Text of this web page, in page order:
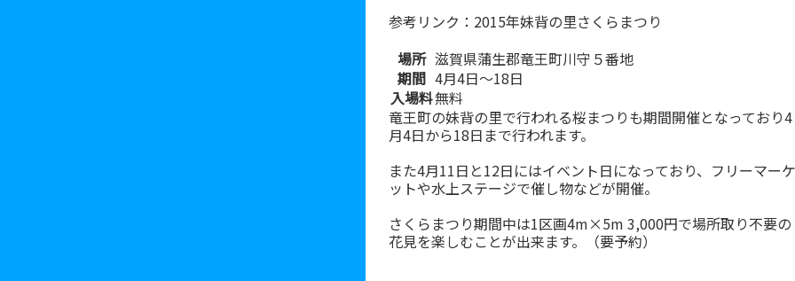
参考リンク： 2015年妹背の里さくらまつり
場所 滋賀県蒲生郡竜王町川守５番地
期間 4月4日～18日
入場料無料
竜王町の妹背の里で行われる桜まつりも期間開催となっており4
月4日から18日まで行われます。
また4月11日と12日にはイベント日になっており、フリーマーケ
ットや水上ステージで催し物などが開催。
さくらまつり期間中は1区画4m×5m 3,000円で場所取り不要の
花見を楽しむことが出来ます。（要予約）